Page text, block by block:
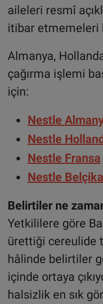
aileleri resmî
itibar etmemeleri
Almanya,
çağırma işlemi
için:
Nestle
Nestle
Nestle Fransa
Nestle Belçika
Belirtiler ne
Yetkililere göre
ürettiği cereulide
hâlinde belirtiler
içinde ortaya
halsizlik en sık